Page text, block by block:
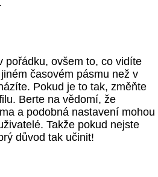
pořádku, ovšem to, co vidíte
časovém pásmu než v
Pokud je to tak, změňte
Berte na vědomí, že
a podobná nastavení mohou
Takže pokud nejste
důvod tak učinit!